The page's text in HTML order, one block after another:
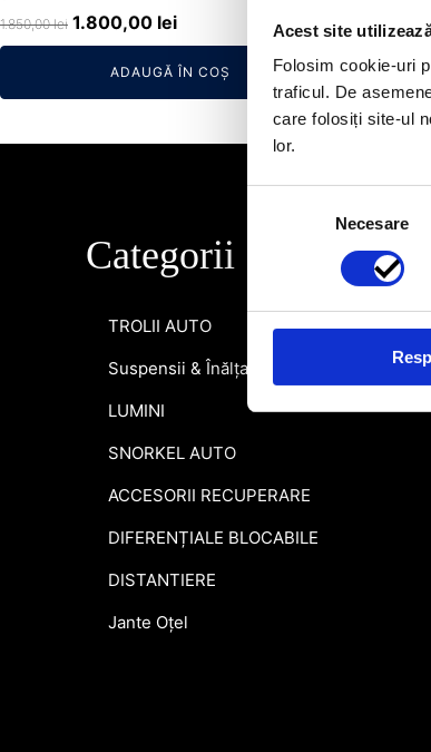
Acest site
Folosim cookie-uri
traficul. De
care folosiți site-ul
lor.
consimțământului
Necesare
1.850,00lei Prețul
inițial
fost:
1.800,00 leiPrețul
curent
este:
1.800,00 lei.
ADAUGĂ ÎN COȘ
Categorii
TROLII AUTO
Suspensii & Înălțare
LUMINI
SNORKEL AUTO
ACCESORII RECUPERARE
DIFERENȚIALE BLOCABILE
DISTANTIERE
Jante Oțel